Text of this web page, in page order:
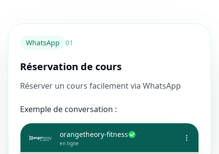
WhatsApp 01
Réservation de cours
Réserver un cours facilement via WhatsApp
Exemple de conversation :
orangetheory-fitness
en ligne